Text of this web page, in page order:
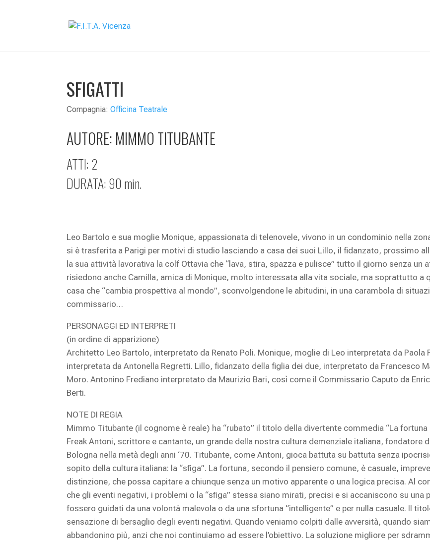
SFIGATTI
Compagnia:Officina Teatrale
AUTORE: MIMMO TITUBANTE
ATTI: 2
DURATA: 90 min.
Leo Bartolo e sua moglie Monique, appassionata di telenovele, vivono in un condominio nella
si è trasferita a Parigi per motivi di studio lasciando a casa dei suoi Lillo, il fidanzato, prossimo
la sua attività lavorativa la colf Ottavia che “lava, stira, spazza e pulisce” tutto il giorno senza
risiedono anche Camilla, amica di Monique, molto interessata alla vita sociale, ma soprattutto a
casa che “cambia prospettiva al mondo”, sconvolgendone le abitudini, in una carambola di
commissario…
PERSONAGGI ED INTERPRETI
(in ordine di apparizione)
Architetto Leo Bartolo, interpretato da Renato Poli. Monique, moglie di Leo interpretata da Paola
interpretata da Antonella Regretti. Lillo, fidanzato della figlia dei due, interpretato da Francesco
Moro. Antonino Frediano interpretato da Maurizio Bari, così come il Commissario Caputo da
Berti.
NOTE DI REGIA
Mimmo Titubante (il cognome è reale) ha “rubato” il titolo della divertente commedia “La
Freak Antoni, scrittore e cantante, un grande della nostra cultura demenziale italiana, fondatore
Bologna nella metà degli anni ‘70. Titubante, come Antoni, gioca battuta su battuta senza
sopito della cultura italiana: la “sﬁga”. La fortuna, secondo il pensiero comune, è casuale,
distinzione, che possa capitare a chiunque senza un motivo apparente o una logica precisa. Al
che gli eventi negativi, i problemi o la “sﬁga” stessa siano mirati, precisi e si accaniscono su
fossero guidati da una volontà malevola o da una sfortuna “intelligente” e per nulla casuale. Il
sensazione di bersaglio degli eventi negativi. Quando veniamo colpiti dalle avversità, quando
abbandonino più, anzi che noi continuiamo ad essere l’obiettivo. La soluzione migliore per